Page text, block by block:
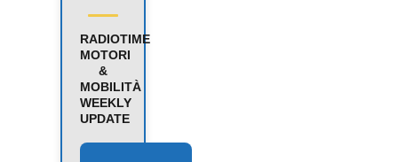
RADIOTIME
MOTORI
&
MOBILITÀ
WEEKLY
UPDATE